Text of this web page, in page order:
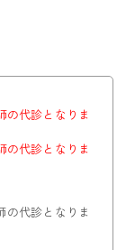
倍医師
師
師
代診となりま
の代診となりま
の代診となりま